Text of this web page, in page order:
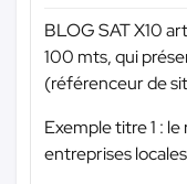
BLOG SAT X10
100 mts, qui
(référenceur de
Exemple titre 1 :
entreprises